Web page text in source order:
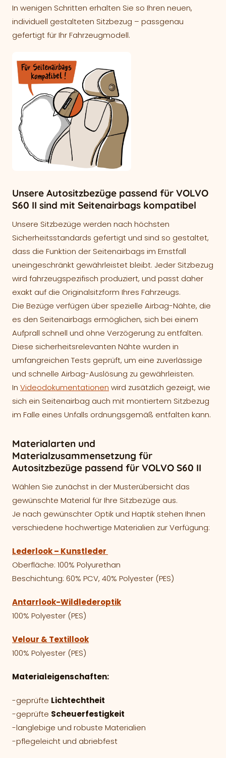
In wenigen Schritten erhalten Sie so Ihren neuen,
individuell gestalteten Sitzbezug – passgenau
gefertigt für Ihr Fahrzeugmodell.
Unsere Autositzbezüge passend für VOLVO
S60 II sind mit Seitenairbags kompatibel
Unsere Sitzbezüge werden nach höchsten
Sicherheitsstandards gefertigt und sind so gestaltet,
dass die Funktion der Seitenairbags im Ernstfall
uneingeschränkt gewährleistet bleibt. Jeder Sitzbezug
wird fahrzeugspezifisch produziert, und passt daher
exakt auf die Originalsitzform Ihres Fahrzeugs.
Die Bezüge verfügen über spezielle Airbag-Nähte, die
es den Seitenairbags ermöglichen, sich bei einem
Aufprall schnell und ohne Verzögerung zu entfalten.
Diese sicherheitsrelevanten Nähte wurden in
umfangreichen Tests geprüft, um eine zuverlässige
und schnelle Airbag-Auslösung zu gewährleisten.
In Videodokumentationen wird zusätzlich gezeigt, wie
sich ein Seitenairbag auch mit montiertem Sitzbezug
im Falle eines Unfalls ordnungsgemäß entfalten kann.
Materialarten und
Materialzusammensetzung für
Autositzbezüge passend für VOLVO S60 II
Wählen Sie zunächst in der Musterübersicht das
gewünschte Material für Ihre Sitzbezüge aus.
Je nach gewünschter Optik und Haptik stehen Ihnen
verschiedene hochwertige Materialien zur Verfügung:
Lederlook – Kunstleder
Oberfläche: 100% Polyurethan
Beschichtung: 60% PCV, 40% Polyester (PES)
Antarrlook-Wildlederoptik
100% Polyester (PES)
Velour & Textillook
100% Polyester (PES)
Materialeigenschaften:
-geprüfte Lichtechtheit
-geprüfte Scheuerfestigkeit
-langlebige und robuste Materialien
-pflegeleicht und abriebfest